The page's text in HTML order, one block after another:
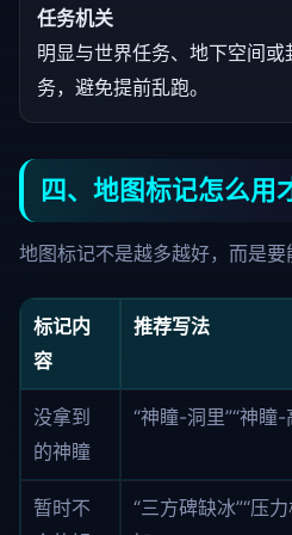
任务机关
明显与世界任务、地下空间
务，避免提前乱跑。
四、地图标记怎么用
地图标记不是越多越好，而是要
标记内
容
推荐写法
没拿到
的神瞳
“神瞳-洞里”“神瞳-
暂时不
“三方碑缺冰”“压